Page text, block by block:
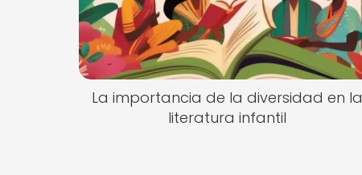
La importancia de la diversidad en la
literatura infantil